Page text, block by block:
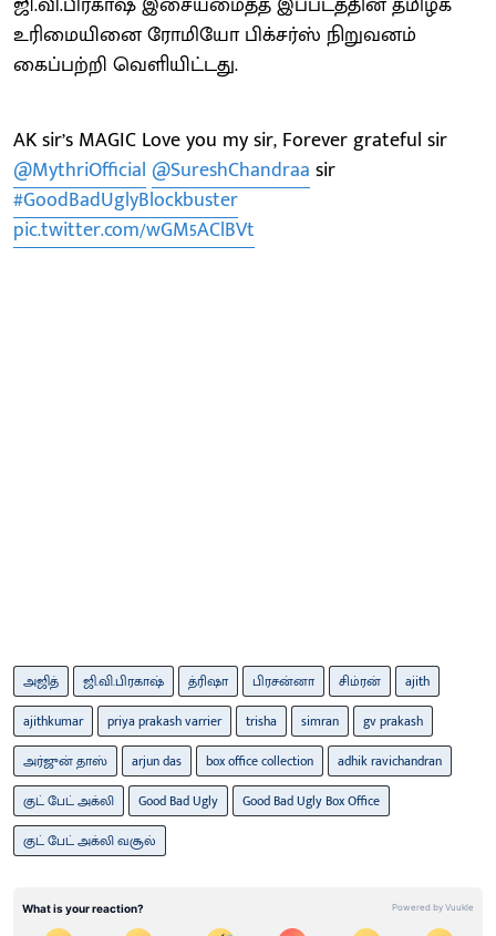
உரிமையினை ரோமியோ பிக்சர்ஸ் நிறுவனம்
கைப்பற்றி வெளியிட்டது.
AK sir’s MAGIC Love you my sir, Forever grateful sir
@MythriOfficial @SureshChandraa sir
#GoodBadUglyBlockbuster
pic.twitter.com/wGM5AClBVt
அஜித் ஜி.வி.பிரகாஷ் த்ரிஷா பிரசன்னா சிம்ரன்
ajith
ajithkumar
priya prakash varrier trisha simran
gv prakash
அர்ஜுன் தாஸ்
arjun das box office collection
adhik ravichandran
குட் பேட் அக்லி
Good Bad Ugly
Good Bad Ugly Box Office
குட் பேட் அக்லி வசூல்